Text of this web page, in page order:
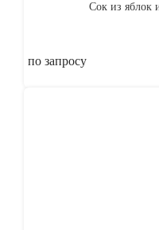
Сок из яблок
по запросу